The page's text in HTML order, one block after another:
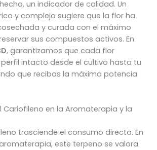
un indicador de calidad. Un
y complejo sugiere que la flor ha
y curada con el máximo
sus compuestos activos. En
, garantizamos que cada flor
intacto desde el cultivo hasta tu
que recibas la máxima potencia
Cariofileno en la Aromaterapia y la
trasciende el consumo directo. En
este terpeno se valora